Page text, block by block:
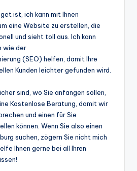
ist, ich kann mit Ihnen
eine Website zu erstellen, die
und sieht toll aus. Ich kann
wie der
(SEO) helfen, damit Ihre
Kunden leichter gefunden wird.
sind, wo Sie anfangen sollen,
Kostenlose Beratung, damit wir
und einen für Sie
können. Wenn Sie also einen
suchen, zögern Sie nicht mich
Ihnen gerne bei all Ihren